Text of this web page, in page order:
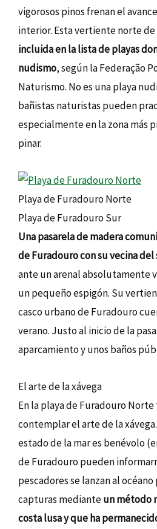
vigorosos pinos frenan el
interior. Esta vertiente norte
incluida en la lista de playas
nudismo, según la Federação
Naturismo. No es una playa
bañistas naturistas pueden
especialmente en la zona más
pinar.
Playa de Furadouro Norte
Playa de Furadouro Sur
Una pasarela de madera
de Furadouro con su vecina del
ante un arenal absolutamente
un pequeño espigón. Su
casco urbano de Furadouro
verano. Justo al inicio de la
aparcamiento y unos baños
El arte de la xávega
En la playa de Furadouro
contemplar el arte de la
estado de la mar es benévolo
de Furadouro pueden
pescadores se lanzan al océano
capturas medianteun método
costa lusa y que ha